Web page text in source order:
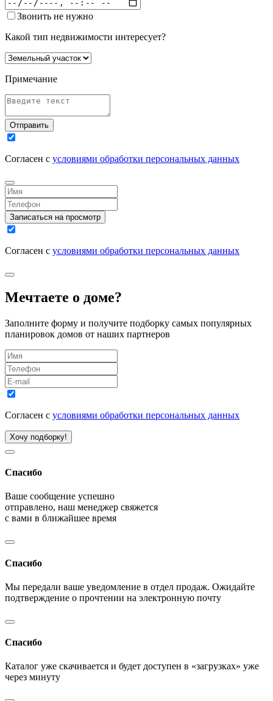
Звонить не нужно
Какой тип недвижимости интересует?
Примечание
Отправить
Согласен с условиями обработки персональных данных
Записаться на просмотр
Согласен с условиями обработки персональных данных
Мечтаете о доме?
Заполните форму и получите подборку самых популярных
планировок домов от наших партнеров
Согласен с условиями обработки персональных данных
Хочу подборку!
Спасибо
Ваше сообщение успешно
отправлено, наш менеджер свяжется
с вами в ближайшее время
Спасибо
Мы передали ваше уведомление в отдел продаж. Ожидайте
подтверждение о прочтении на электронную почту
Спасибо
Каталог уже скачивается и будет доступен в «загрузках» уже
через минуту